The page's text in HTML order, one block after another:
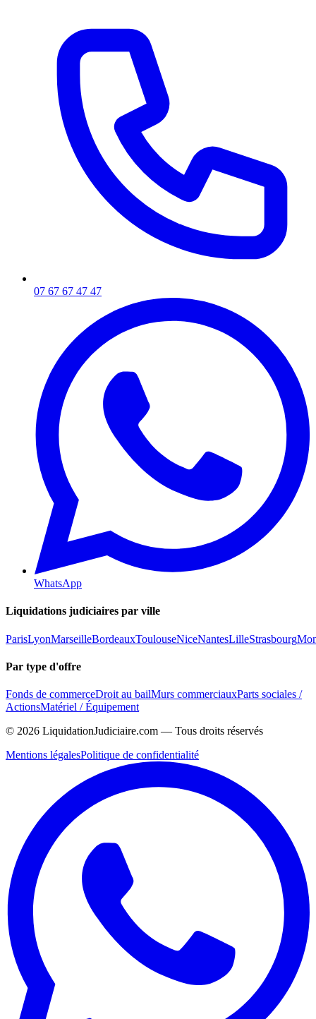
07 67 67 47 47
WhatsApp
Liquidations judiciaires par ville
ParisLyonMarseilleBordeauxToulouseNiceNantesLilleStrasbourg
Par type d'offre
Fonds de commerceDroit au bailMurs commerciauxParts sociales /
ActionsMatériel / Équipement
© 2026 LiquidationJudiciaire.com — Tous droits réservés
Mentions légalesPolitique de confidentialité